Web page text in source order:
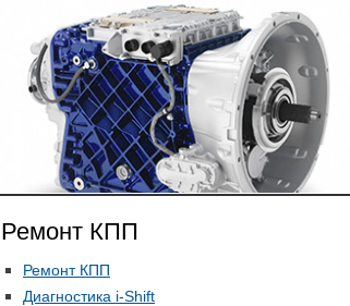
Ремонт КПП
Ремонт КПП
Диагностика i-Shift